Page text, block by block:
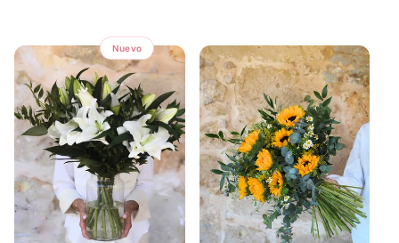
c
c
i
ó
n
Nuevo